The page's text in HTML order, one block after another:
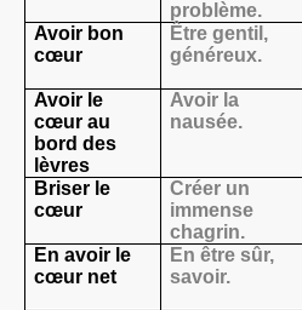
problème.
Avoir bon
cœur
Être gentil,
généreux.
Avoir le
cœur au
bord des
lèvres
Avoir la
nausée.
Briser le
cœur
Créer un
immense
chagrin.
En avoir le
cœur net
En être sûr,
savoir.